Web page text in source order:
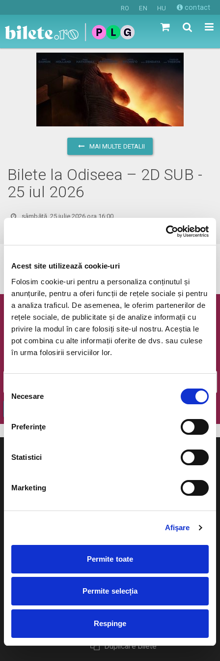
Acest site utilizează cookie-uri
Folosim cookie-uri pentru a personaliza conținutul și
anunțurile, pentru a oferi funcții de rețele sociale și pentru
a analiza traficul. De asemenea, le oferim partenerilor de
rețele sociale, de publicitate și de analize informații cu
privire la modul în care folosiți site-ul nostru. Aceștia le
pot combina cu alte informații oferite de dvs. sau culese
în urma folosirii serviciilor lor.
consimțământului
Necesare
Preferinţe
Statistici
Marketing
Afişare
Permite toate
Permite selecția
Respinge
RO EN HU contact
MAI MULTE DETALII
Bilete la Odiseea – 2D SUB -
25 iul 2026
sâmbătă, 25 iulie 2026 ora 16:00
vezi pe harta
Evenimentul a expirat.
Newsletter @ Bilete.ro
Oferte exclusive si o editie saptamanala cu cele mai noi
evenimente.
Cum comand bilete?
Plata online sau cash
eBilet printat acasa
Livrare prin curier
Returnare bilete
Duplicare bilete
Evenimente
festivaluri
Pentru copii